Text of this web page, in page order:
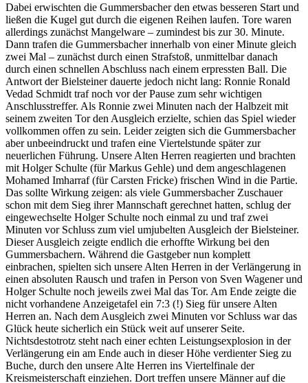
Dabei erwischten die Gummersbacher den etwas besseren Start und
ließen die Kugel gut durch die eigenen Reihen laufen. Tore waren
allerdings zunächst Mangelware – zumindest bis zur 30. Minute.
Dann trafen die Gummersbacher innerhalb von einer Minute gleich
zwei Mal – zunächst durch einen Strafstoß, unmittelbar danach
durch einen schnellen Abschluss nach einem erpressten Ball. Die
Antwort der Bielsteiner dauerte jedoch nicht lang: Ronnie Ronald
Vedad Schmidt traf noch vor der Pause zum sehr wichtigen
Anschlusstreffer. Als Ronnie zwei Minuten nach der Halbzeit mit
seinem zweiten Tor den Ausgleich erzielte, schien das Spiel wieder
vollkommen offen zu sein. Leider zeigten sich die Gummersbacher
aber unbeeindruckt und trafen eine Viertelstunde später zur
neuerlichen Führung. Unsere Alten Herren reagierten und brachten
mit Holger Schulte (für Markus Gehle) und dem angeschlagenen
Mohamed Imharraf (für Carsten Fricke) frischen Wind in die Partie.
Das sollte Wirkung zeigen: als viele Gummersbacher Zuschauer
schon mit dem Sieg ihrer Mannschaft gerechnet hatten, schlug der
eingewechselte Holger Schulte noch einmal zu und traf zwei
Minuten vor Schluss zum viel umjubelten Ausgleich der Bielsteiner.
Dieser Ausgleich zeigte endlich die erhoffte Wirkung bei den
Gummersbachern. Während die Gastgeber nun komplett
einbrachen, spielten sich unsere Alten Herren in der Verlängerung in
einen absoluten Rausch und trafen in Person von Sven Wagener und
Holger Schulte noch jeweils zwei Mal das Tor. Am Ende zeigte die
nicht vorhandene Anzeigetafel ein 7:3 (!) Sieg für unsere Alten
Herren an. Nach dem Ausgleich zwei Minuten vor Schluss war das
Glück heute sicherlich ein Stück weit auf unserer Seite.
Nichtsdestotrotz steht nach einer echten Leistungsexplosion in der
Verlängerung ein am Ende auch in dieser Höhe verdienter Sieg zu
Buche, durch den unsere Alte Herren ins Viertelfinale der
Kreismeisterschaft einziehen. Dort treffen unsere Männer auf die